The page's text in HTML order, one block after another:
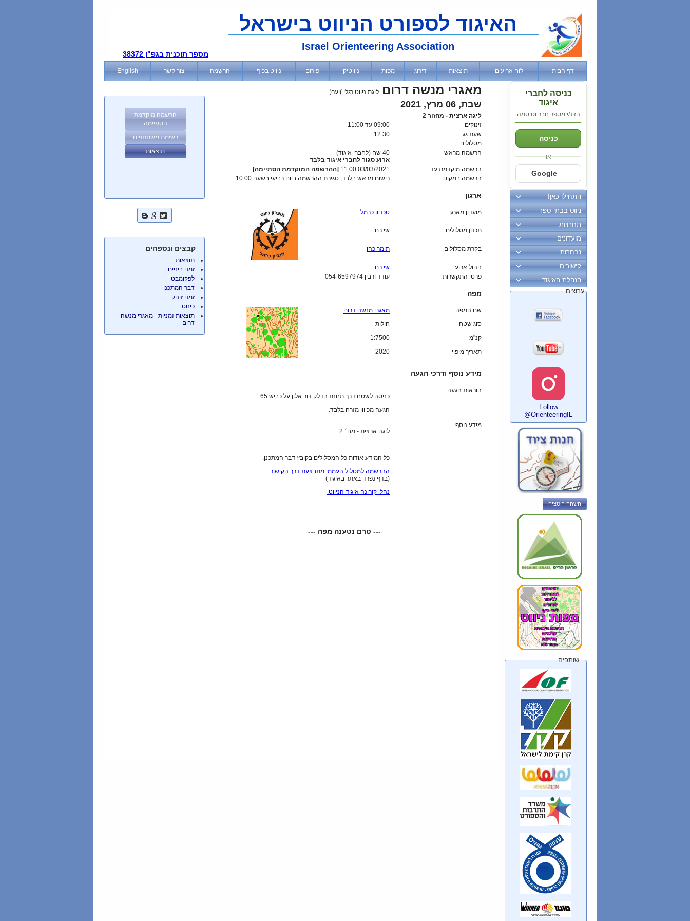
האיגוד לספורט הניווט בישראל
Israel Orienteering Association
מספר תוכנית בגפ"ן 38372
דף הבית לוח ארועים תוצאות דירוג מפות ניווטיקי פורום ניווט בכיף הרשמה צור קשר English
הרשמה מוקדמת
הסתיימה
רשימת משתתפים
תוצאות
קבצים ונספחים
תוצאות
זמני ביניים
לפקומבט
דבר המתכנן
זמני זינוק
כינוס
תוצאות זמניות - מאגרי מנשה
דרום
מאגרי מנשה דרום ליגת ניווט רגלי )יער(
שבת, 06 מרץ, 2021
ליגה ארצית - מחזור 2
זינוקים
09:00 עד 11:00
שעת גג
12:30
מסלולים
הרשמה מראש
40 שח (לחברי איגוד)
ארוע סגור לחברי איגוד בלבד
הרשמה מוקדמת עד
03/03/2021 11:00
[ההרשמה המוקדמת הסתיימה]
הרשמה במקום
רישום מראש בלבד, סגירת ההרשמה ביום רביעי בשעה 10:00.
ארגון
מועדון מארגן טכניון כרמל
תכנון מסלולים שי רם
בקרת מסלולים תומר כהן
ניהול ארוע
שי רם
פרטי התקשרות
עודד ורבין 054-6597974
מפה
שם המפה
מאגרי מנשה דרום
סוג שטח
חולות
קנ"מ
1:7500
תאריך מיפוי
2020
מידע נוסף ודרכי הגעה
הוראות הגעה
כניסה לשטח דרך תחנת הדלק דור אלון על כביש 65.
הגעה מכיוון מזרח בלבד.
מידע נוסף
ליגה ארצית - מח׳ 2
כל המידע אודות כל המסלולים בקובץ דבר המתכנן.
ההרשמה למסלול העממי מתבצעת דרך הקישור.
(בדף נפרד באתר באיגוד)
נהלי קורונה איגוד הניווט.
--- טרם נטענה מפה ---
כניסה לחברי
איגוד
הזינ/י מספר חבר וסיסמה
כניסה
או
Google
התחילו כאן!
ניווט בבתי ספר
תחרויות
מועדונים
נבחרות
קישורים
הנהלת האיגוד
ערוצים
Follow
@OrienteeringIL
השהה רוטציה
שותפים